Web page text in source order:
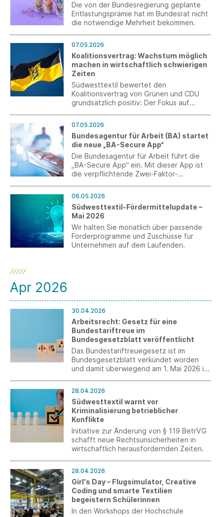
Die von der Bundesregierung geplante
Entlastungsprämie hat im Bundesrat nicht
die notwendige Mehrheit bekommen.
07.05.2026
Koalitionsvertrag: Wachstum möglich
machen in wirtschaftlich schwierigen
Zeiten
Südwesttextil bewertet den
Koalitionsvertrag von Grünen und CDU
grundsätzlich positiv: Der Fokus auf
Signale für die Industrie. Gleichzeitig
mahnt der Verband schnelle Umsetzung
und konkrete Maßnahmen angesichts der
anhaltend schwierigen Lage der Branche
an.
07.05.2026
Bundesagentur für Arbeit (BA) startet
die neue „BA-Secure App“
Die Bundesagentur für Arbeit führt die
„BA-Secure App“ ein. Mit dieser App ist
die verpflichtende Zwei-Faktor-
06.05.2026
Südwesttextil-Fördermittelupdate –
Mai 2026
Wir halten Sie monatlich über passende
Förderprogramme und Zuschüsse für
Unternehmen auf dem Laufenden.
Apr 2026
30.04.2026
Arbeitsrecht: Gesetz für eine
Bundestariftreue im
Bundesgesetzblatt veröffentlicht
Das Bundestariftreuegesetz ist im
Bundesgesetzblatt verkündet worden
und damit überwiegend am 1. Mai 2026 in
28.04.2026
Südwesttextil warnt vor
Kriminalisierung betrieblicher
Konflikte
Initiative zur Änderung von § 119 BetrVG
schafft neue Rechtsunsicherheiten in
wirtschaftlich herausfordernden Zeiten.
28.04.2026
Girl's Day – Flugsimulator, Creative
Coding und smarte Textilien
begeistern Schülerinnen
In den Workshops der Hochschule